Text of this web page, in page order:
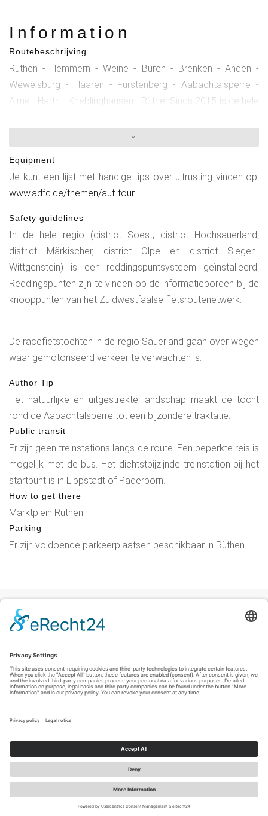
Information
Routebeschrijving
Rüthen - Hemmern - Weine - Büren - Brenken - Ahden -
Wewelsburg - Haaren - Fürstenberg - Aabachtalsperre -
Alme - Harth - Kneblinghausen - RüthenSinds 2015 is de hele
knooppuntensysteem: https://www.sauerland-
radwelt.de/de/tourenrad/das-konzept-radeln-nach-zahlen
Equipment
Je kunt een lijst met handige tips over uitrusting vinden op:
www.adfc.de/themen/auf-tour
Safety guidelines
In de hele regio (district Soest, district Hochsauerland,
district Märkischer, district Olpe en district Siegen-
Wittgenstein) is een reddingspuntsysteem geïnstalleerd.
Reddingspunten zijn te vinden op de informatieborden bij de
knooppunten van het Zuidwestfaalse fietsroutenetwerk.
De racefietstochten in de regio Sauerland gaan over wegen
waar gemotoriseerd verkeer te verwachten is.
Author Tip
Het natuurlijke en uitgestrekte landschap maakt de tocht
rond de Aabachtalsperre tot een bijzondere traktatie.
Public transit
Er zijn geen treinstations langs de route. Een beperkte reis is
mogelijk met de bus. Het dichtstbijzijnde treinstation bij het
startpunt is in Lippstadt of Paderborn.
How to get there
Marktplein Rüthen
Parking
Er zijn voldoende parkeerplaatsen beschikbaar in Rüthen.
Colofon|Privacyverklaring|Verklaring inzake toegankelijkheid
Contact
Sauerland-Tourismus e.V.
Cookie-Einstellungen